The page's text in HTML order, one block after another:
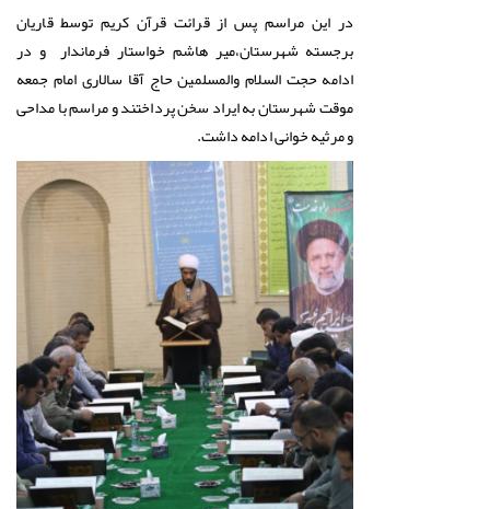
در این مراسم پس از قرائت قرآن کریم توسط قاریان
برجسته شهرستان،میر هاشم خواستار فرماندار و در
ادامه حجت السلام والمسلمین حاج آقا سالاری امام جمعه
موقت شهرستان به ایراد سخن پرداختند و مراسم با مداحی
و مرثیه خوانی ادامه داشت.